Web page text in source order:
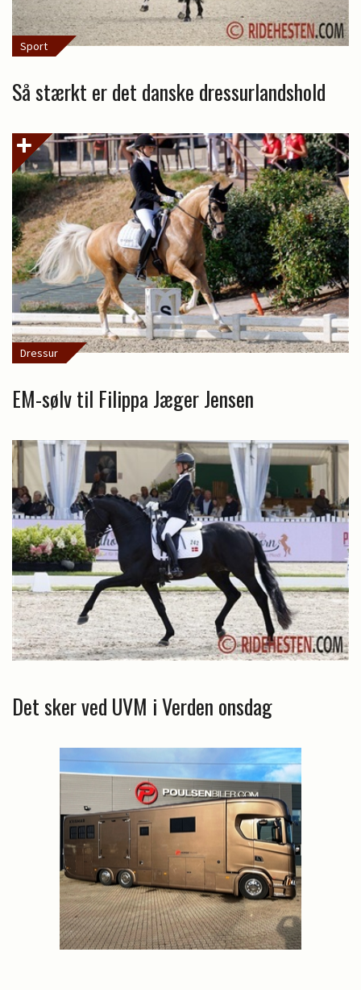
Sport
Så stærkt er det danske dressurlandshold
Dressur
EM-sølv til Filippa Jæger Jensen
Det sker ved UVM i Verden onsdag